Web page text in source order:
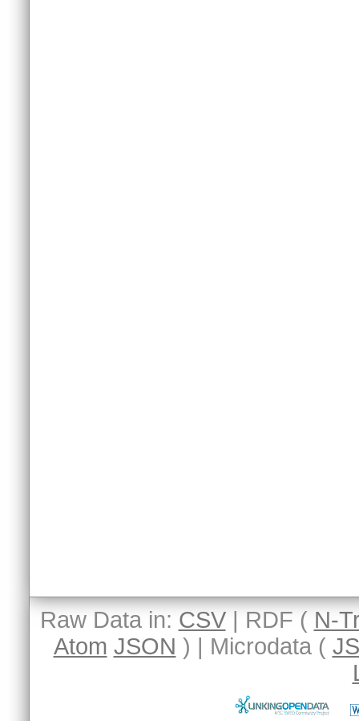
Raw Data in: CSV| RDF ( N-
Atom JSON ) | Microdata (